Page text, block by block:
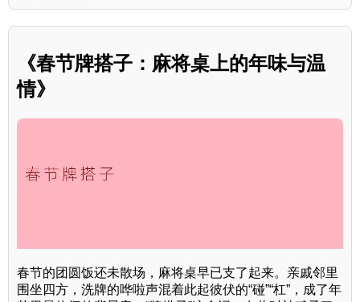
《春节牌搭子：麻将桌上的年味与温
情》
春节的团圆饭还未散场，麻将桌早已支了起来。亲戚邻里
围坐四方，洗牌的哗啦声混着此起彼伏的“碰”“杠”，成了年